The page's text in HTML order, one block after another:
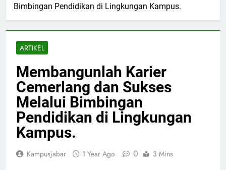
Bimbingan Pendidikan di Lingkungan Kampus.
ARTIKEL
Membangunlah Karier
Cemerlang dan Sukses
Melalui Bimbingan
Pendidikan di Lingkungan
Kampus.
Kampusjabar 1 Year Ago 0 3 Mins